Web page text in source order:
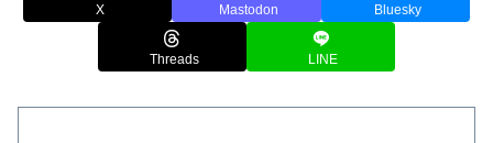
X Mastodon Bluesky
Threads LINE